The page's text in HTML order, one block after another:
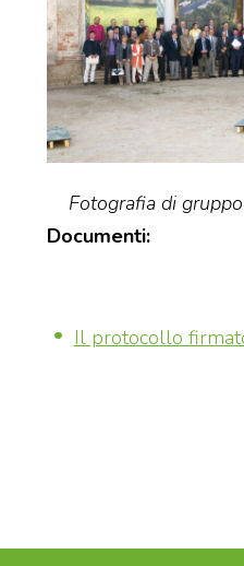
Fotografia di
Documenti:
Il protocollo